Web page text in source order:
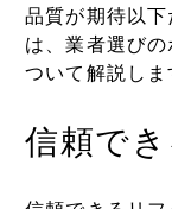
品質が期待以
は、業者選び
ついて解説しま
信頼で